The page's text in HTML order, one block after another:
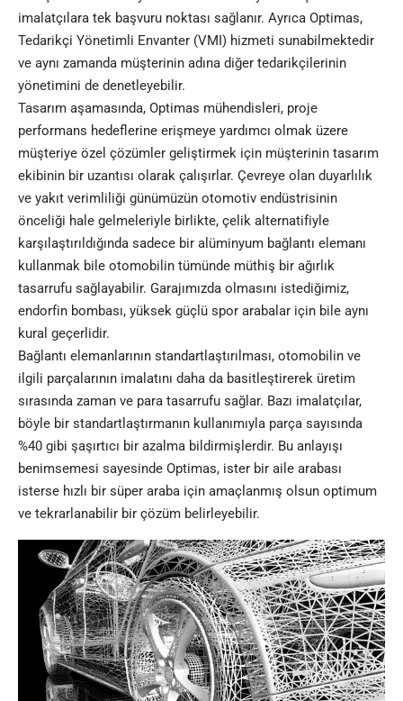
imalatçılara tek başvuru noktası sağlanır. Ayrıca Optimas,
Tedarikçi Yönetimli Envanter (VMI) hizmeti sunabilmektedir
ve aynı zamanda müşterinin adına diğer tedarikçilerinin
yönetimini de denetleyebilir.
Tasarım aşamasında, Optimas mühendisleri, proje
performans hedeflerine erişmeye yardımcı olmak üzere
müşteriye özel çözümler geliştirmek için müşterinin tasarım
ekibinin bir uzantısı olarak çalışırlar. Çevreye olan duyarlılık
ve yakıt verimliliği günümüzün otomotiv endüstrisinin
önceliği hale gelmeleriyle birlikte, çelik alternatifiyle
karşılaştırıldığında sadece bir alüminyum bağlantı elemanı
kullanmak bile otomobilin tümünde müthiş bir ağırlık
tasarrufu sağlayabilir. Garajımızda olmasını istediğimiz,
endorfin bombası, yüksek güçlü spor arabalar için bile aynı
kural geçerlidir.
Bağlantı elemanlarının standartlaştırılması, otomobilin ve
ilgili parçalarının imalatını daha da basitleştirerek üretim
sırasında zaman ve para tasarrufu sağlar. Bazı imalatçılar,
böyle bir standartlaştırmanın kullanımıyla parça sayısında
%40 gibi şaşırtıcı bir azalma bildirmişlerdir. Bu anlayışı
benimsemesi sayesinde Optimas, ister bir aile arabası
isterse hızlı bir süper araba için amaçlanmış olsun optimum
ve tekrarlanabilir bir çözüm belirleyebilir.